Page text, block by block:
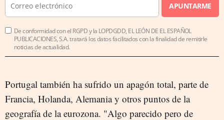
APUNTARME
De conformidad con el RGPD y la LOPDGDD, EL LEÓN DE EL ESPAÑOL
PUBLICACIONES, S.A. tratará los datos facilitados con la finalidad de remitirle
noticias de actualidad.
Portugal también ha sufrido un apagón total, parte de
Francia, Holanda, Alemania y otros puntos de la
geografía de la eurozona. "Algo parecido pero de